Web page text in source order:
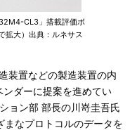
CL3」搭載評価ボ
拡大）出典：ルネサス
装置などの製造装置の内
ダーに提案を進めてい
ョン部 部長の川嵜圭吾氏
まなプロトコルのデータを